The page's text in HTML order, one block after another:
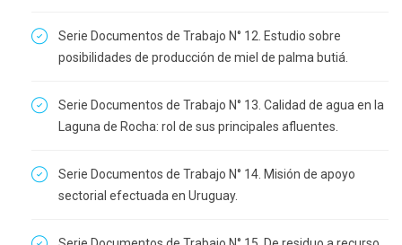
Serie Documentos de Trabajo N° 12. Estudio sobre
posibilidades de producción de miel de palma butiá.
Serie Documentos de Trabajo N° 13. Calidad de agua en la
Laguna de Rocha: rol de sus principales afluentes.
Serie Documentos de Trabajo N° 14. Misión de apoyo
sectorial efectuada en Uruguay.